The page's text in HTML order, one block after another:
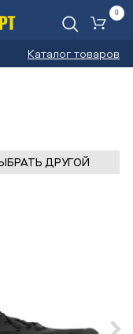
Каталог товаров
0
ДРУГОЙ